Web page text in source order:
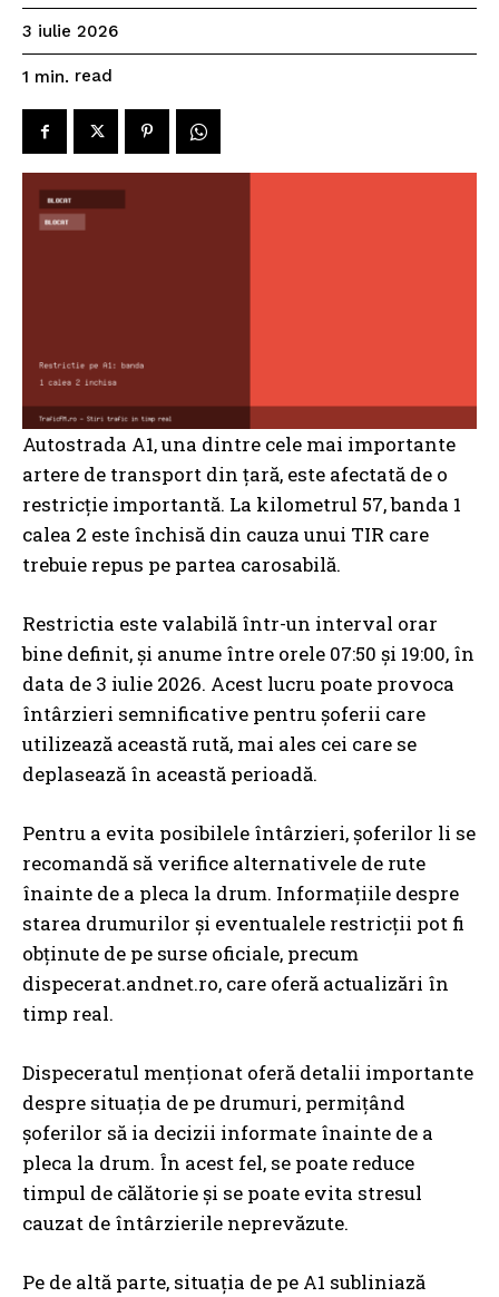
3 iulie 2026
1 min. read
Autostrada A1, una dintre cele mai importante
artere de transport din țară, este afectată de o
restricție importantă. La kilometrul 57, banda 1
calea 2 este închisă din cauza unui TIR care
trebuie repus pe partea carosabilă.
Restrictia este valabilă într-un interval orar
bine definit, și anume între orele 07:50 și 19:00, în
data de 3 iulie 2026. Acest lucru poate provoca
întârzieri semnificative pentru șoferii care
utilizează această rută, mai ales cei care se
deplasează în această perioadă.
Pentru a evita posibilele întârzieri, șoferilor li se
recomandă să verifice alternativele de rute
înainte de a pleca la drum. Informațiile despre
starea drumurilor și eventualele restricții pot fi
obținute de pe surse oficiale, precum
dispecerat.andnet.ro, care oferă actualizări în
timp real.
Dispeceratul menționat oferă detalii importante
despre situația de pe drumuri, permițând
șoferilor să ia decizii informate înainte de a
pleca la drum. În acest fel, se poate reduce
timpul de călătorie și se poate evita stresul
cauzat de întârzierile neprevăzute.
Pe de altă parte, situația de pe A1 subliniază